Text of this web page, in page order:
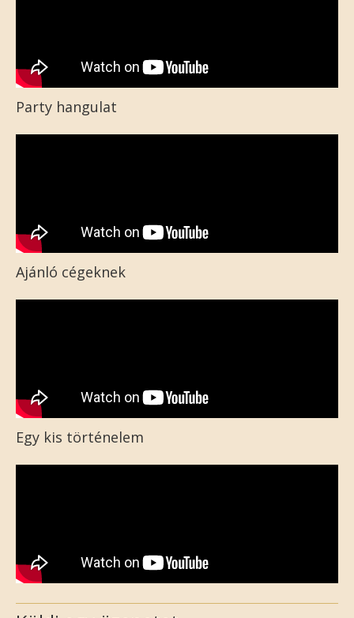
Party hangulat
Ajánló cégeknek
Egy kis történelem